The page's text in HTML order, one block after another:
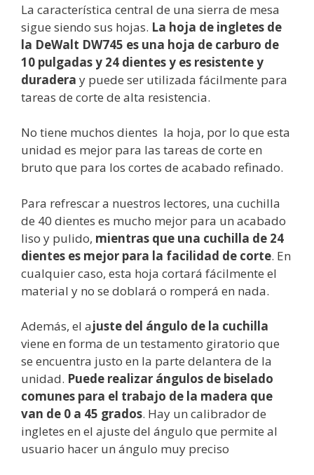
La característica central de una sierra de mesa
sigue siendo sus hojas. La hoja de ingletes de
la DeWalt DW745 es una hoja de carburo de
10 pulgadas y 24 dientes y es resistente y
duradera y puede ser utilizada fácilmente para
tareas de corte de alta resistencia.
No tiene muchos dientes la hoja, por lo que esta
unidad es mejor para las tareas de corte en
bruto que para los cortes de acabado refinado.
Para refrescar a nuestros lectores, una cuchilla
de 40 dientes es mucho mejor para un acabado
liso y pulido, mientras que una cuchilla de 24
dientes es mejor para la facilidad de corte. En
cualquier caso, esta hoja cortará fácilmente el
material y no se doblará o romperá en nada.
Además, el ajuste del ángulo de la cuchilla
viene en forma de un testamento giratorio que
se encuentra justo en la parte delantera de la
unidad. Puede realizar ángulos de biselado
comunes para el trabajo de la madera que
van de 0 a 45 grados. Hay un calibrador de
ingletes en el ajuste del ángulo que permite al
usuario hacer un ángulo muy preciso